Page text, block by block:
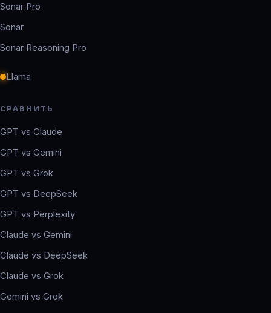
Sonar Pro
Sonar
Sonar Reasoning Pro
Llama
СРАВНИТЬ
GPT vs Claude
GPT vs Gemini
GPT vs Grok
GPT vs DeepSeek
GPT vs Perplexity
Claude vs Gemini
Claude vs DeepSeek
Claude vs Grok
Gemini vs Grok